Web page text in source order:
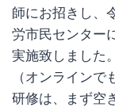
師にお招きし、
労市民センター
実施致しました。
（オンラインで
研修は、まず空